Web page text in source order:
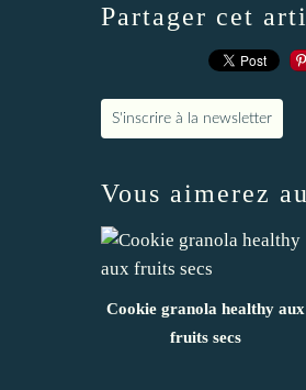
Partager cet
S'inscrire à la newsletter
Vous aimerez
Cookie granola healthy aux
fruits secs